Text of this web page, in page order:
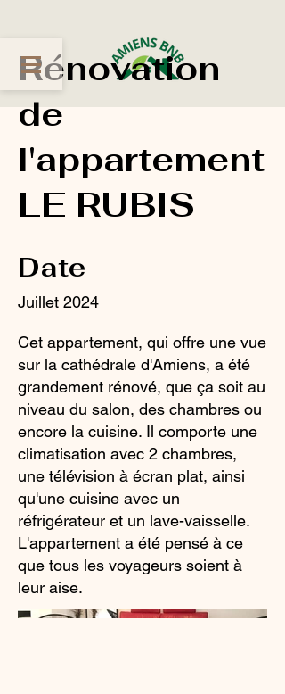
Rénovation
de
l'appartement
LE RUBIS
Date
Juillet 2024
Cet appartement, qui offre une vue
sur la cathédrale d'Amiens, a été
grandement rénové, que ça soit au
niveau du salon, des chambres ou
encore la cuisine. Il comporte une
climatisation avec 2 chambres,
une télévision à écran plat, ainsi
qu'une cuisine avec un
réfrigérateur et un lave-vaisselle.
L'appartement a été pensé à ce
que tous les voyageurs soient à
leur aise.